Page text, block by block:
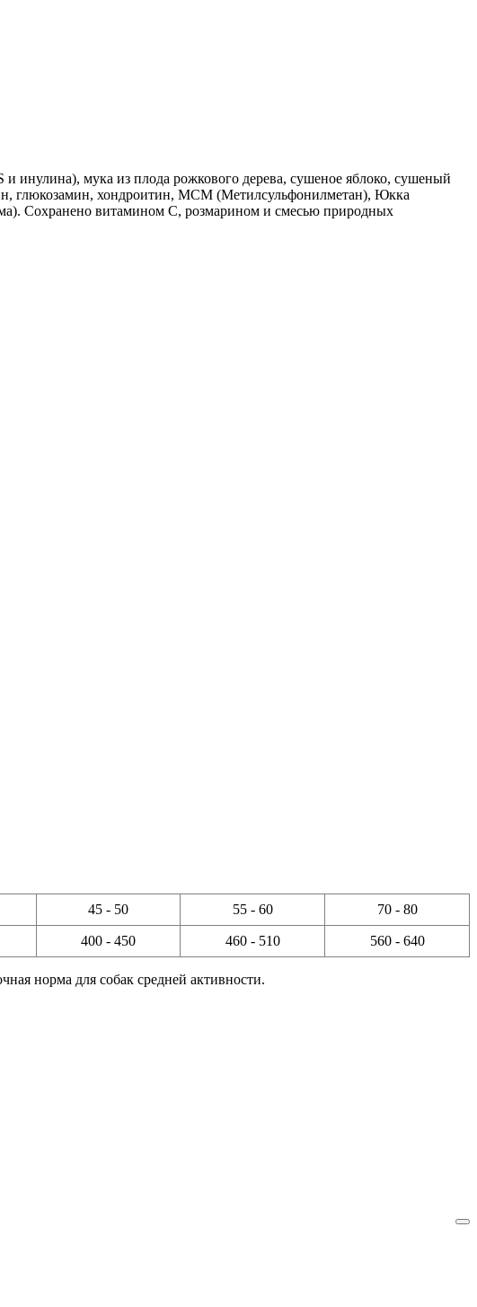
инулина), мука из плода рожкового дерева, сушеное яблоко, сушеный
глюкозамин, хондроитин, МСМ (Метилсульфонилметан), Юкка
Сохранено витамином С, розмарином и смесью природных
45 - 50 55 - 60 70 - 80
400 - 450 460 - 510 560 - 640
норма для собак средней активности.